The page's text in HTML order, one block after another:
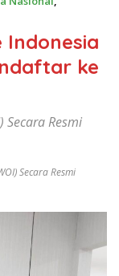
ke
Resmi
Secara Resmi